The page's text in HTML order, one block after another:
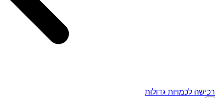
רכישה לכמויות גדולות